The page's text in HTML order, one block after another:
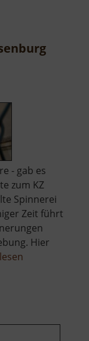
- gab es
zum KZ
Spinnerei
Zeit führt
Hier